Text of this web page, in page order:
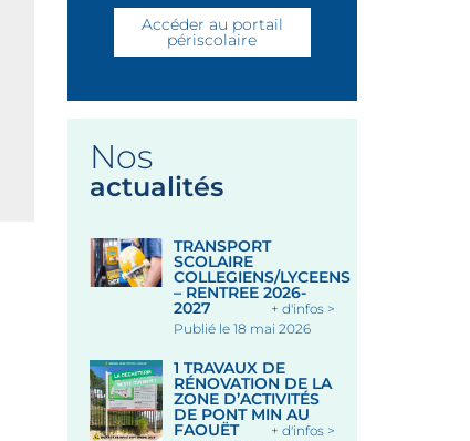
Accéder au portail
périscolaire
Nos
actualités
TRANSPORT
SCOLAIRE
COLLEGIENS/LYCEENS
– RENTREE 2026-
2027
Publié le 18 mai 2026
+ d'infos >
1 TRAVAUX DE
RÉNOVATION DE LA
ZONE D’ACTIVITÉS
DE PONT MIN AU
FAOUËT + d'infos >